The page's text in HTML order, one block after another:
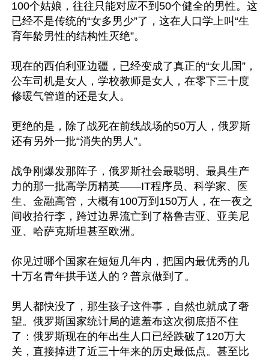
100个姑娘，往往只能对应不到50个健全的男性。这
已经不是传统的“女多男少”了，这在人口学上叫“生
育年龄男性的结构性灭绝”。
现在的西伯利亚边疆，已经变成了真正的“女儿国”，
公车司机是女人，学校教师是女人，在零下三十度
修暖气管道的还是女人。
更绝的是，除了战死在前线战场的50万人，俄罗斯
还有另外一批“消失的男人”。
战争刚爆发那阵子，俄罗斯社会最聪明、最具生产
力的那一批高学历精英——IT程序员、科学家、医
生、金融高管，大概有100万到150万人，在一夜之
间收拾行李，跨过边界流亡到了格鲁吉亚、亚美尼
亚、哈萨克斯坦甚至欧洲。
你见过哪个国家在短短几年内，把国内最优秀的几
十万名青年拱手送人的？普京做到了。
男人都快没了，那生孩子这件事，自然也就成了奢
望。俄罗斯国家统计局的遮羞布这次彻底捂不住
了：俄罗斯现在的年出生人口已经跌破了120万大
关，直接掉进了近三十年来的历史最低点。甚至比